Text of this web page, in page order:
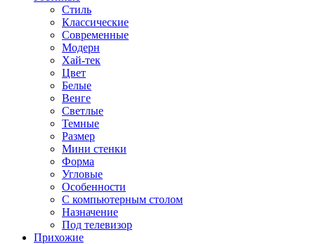
Стиль
Классические
Современные
Модерн
Хай-тек
Цвет
Белые
Венге
Светлые
Темные
Размер
Мини стенки
Форма
Угловые
Особенности
С компьютерным столом
Назначение
Под телевизор
Прихожие